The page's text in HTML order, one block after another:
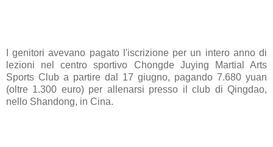
I genitori avevano pagato l'iscrizione per un intero anno di
lezioni nel centro sportivo Chongde Juying Martial Arts
Sports Club a partire dal 17 giugno, pagando 7.680 yuan
(oltre 1.300 euro) per allenarsi presso il club di Qingdao,
nello Shandong, in Cina.